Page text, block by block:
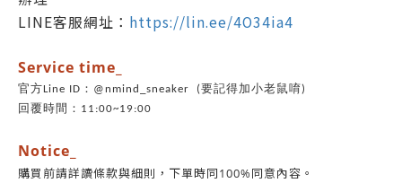
LINE客服網址： https://lin.ee/4O34ia4
Service time_
官方Line ID：@nmind_sneaker (要記得加小老鼠唷)
回覆時間：11:00~19:00
Notice_
購買前請詳讀條款與細則， 下單時同100%同意內容。